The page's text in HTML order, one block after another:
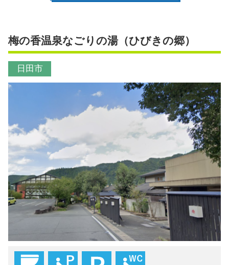
梅の香温泉なごりの湯（ひびきの郷）
日田市